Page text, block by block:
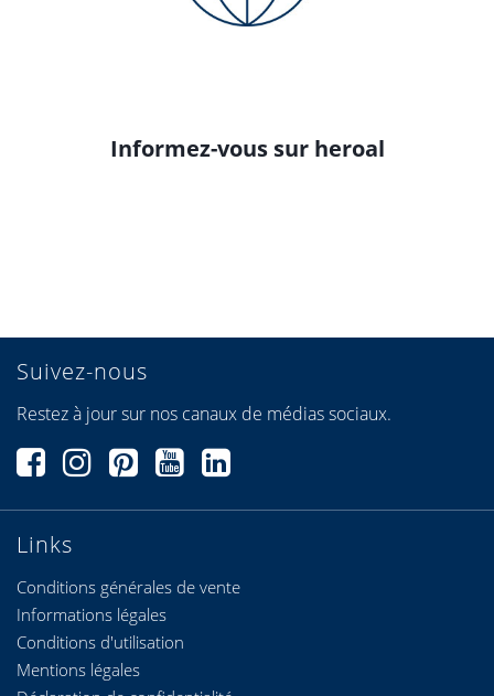
Informez-vous sur heroal
Links
Conditions générales de vente
Informations légales
Conditions d'utilisation
Suivez-nous
Restez à jour sur nos canaux de médias sociaux.
Mentions légales